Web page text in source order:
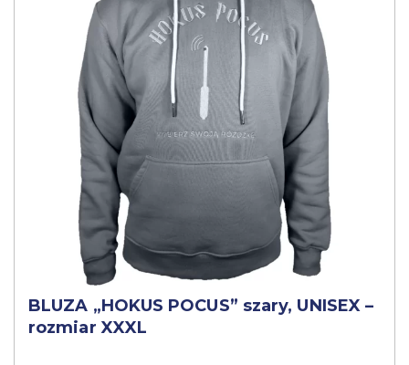
BLUZA „HOKUS POCUS” szary, UNISEX –
rozmiar XXXL